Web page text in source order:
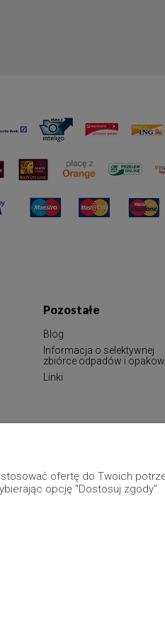
Pozostałe
Blog
Informacja o selektywnej
zbiórce odpadów i
Linki
ofertę do Twoich
opcję "Dostosuj zgody".